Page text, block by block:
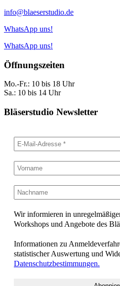
info@blaeserstudio.de
WhatsApp uns!
WhatsApp uns!
Öffnungszeiten
Mo.-Fr.: 10 bis 18 Uhr
Sa.: 10 bis 14 Uhr
Bläserstudio Newsletter
Wir informieren in
Workshops und Angebote des
Informationen zu
statistischer Auswertung und
Datenschutzbestimmungen.